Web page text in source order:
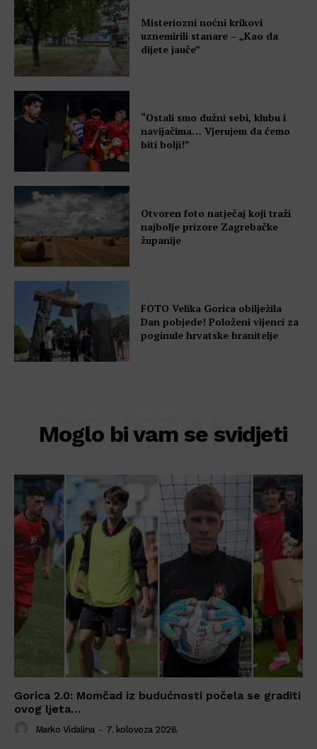
Misteriozni noćni krikovi
uznemirili stanare – „Kao da
dijete jauče”
“Ostali smo dužni sebi, klubu i
navijačima… Vjerujem da ćemo
biti bolji!”
Otvoren foto natječaj koji traži
najbolje prizore Zagrebačke
županije
FOTO Velika Gorica obilježila
Dan pobjede! Položeni vijenci za
poginule hrvatske branitelje
Moglo bi vam se svidjeti
POVEZANO
Gorica 2.0: Momčad iz budućnosti počela se graditi
ovog ljeta…
Marko Vidalina - 7. kolovoza 2026.